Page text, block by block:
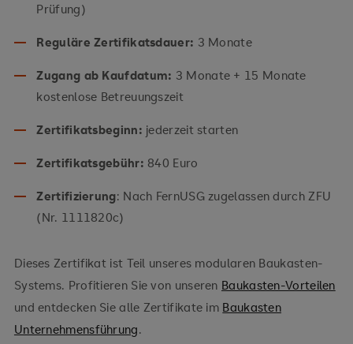
Prüfung)
Reguläre Zertifikatsdauer: 3 Monate
Zugang ab Kaufdatum: 3 Monate + 15 Monate
kostenlose Betreuungszeit
Zertifikatsbeginn: jederzeit starten
Zertifikatsgebühr: 840 Euro
Zertifizierung: Nach FernUSG zugelassen durch ZFU
(Nr. 1111820c)
Dieses Zertifikat ist Teil unseres modularen Baukasten-
Systems. Profitieren Sie von unseren Baukasten-Vorteilen
und entdecken Sie alle Zertifikate im Baukasten
Unternehmensführung.